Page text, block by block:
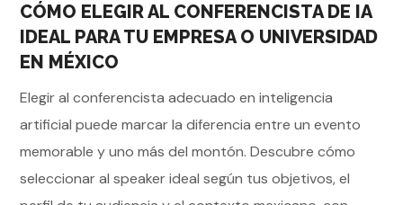
CÓMO ELEGIR AL CONFERENCISTA DE IA
IDEAL PARA TU EMPRESA O UNIVERSIDAD
EN MÉXICO
Elegir al conferencista adecuado en inteligencia
artificial puede marcar la diferencia entre un evento
memorable y uno más del montón. Descubre cómo
seleccionar al speaker ideal según tus objetivos, el